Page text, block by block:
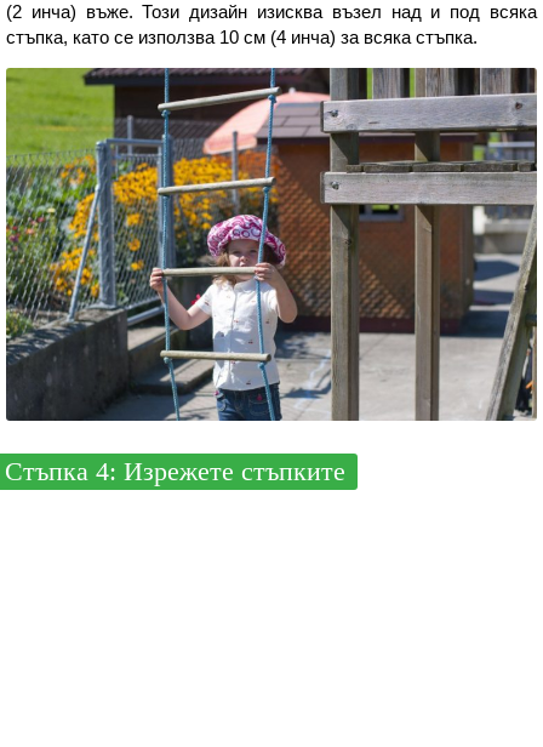
(2 инча) въже. Този дизайн изисква възел над и под всяка
стъпка, като се използва 10 см (4 инча) за всяка стъпка.
Стъпка 4: Изрежете стъпките